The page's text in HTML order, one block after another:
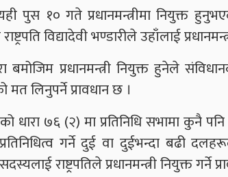
पुस १० गते प्रधानमन्त्रीमा नियुक्त
विद्यादेवी भण्डारीले उहाँलाई
बमोजिम प्रधानमन्त्री नियुक्त हुनेले
मत लिनुपर्ने प्रावधान छ ।
धारा ७६ (२) मा प्रतिनिधि सभामा कुनै
गर्ने दुई वा दुईभन्दा बढी
राष्ट्रपतिले प्रधानमन्त्री नियुक्त गर्ने